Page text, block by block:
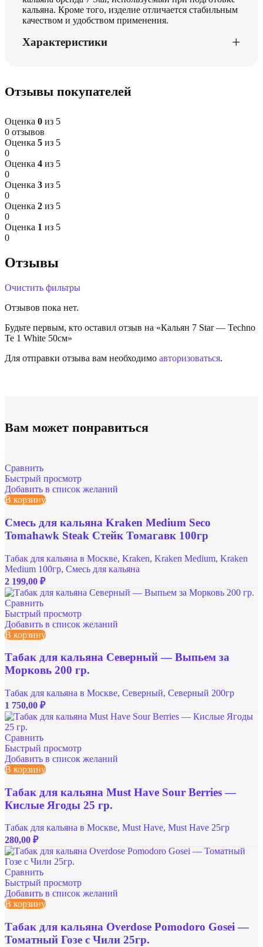
кальяна. Кроме того, изделие отличается стабильным
качеством и удобством применения.
Характеристики
Отзывы покупателей
Оценка 0 из 5
0 отзывов
Оценка 5 из 5
0
Оценка 4 из 5
0
Оценка 3 из 5
0
Оценка 2 из 5
0
Оценка 1 из 5
0
Отзывы
Очистить фильтры
Отзывов пока нет.
Будьте первым, кто оставил отзыв на «Кальян 7 Star — Techno
Te 1 White 50см»
Для отправки отзыва вам необходимо авторизоваться.
Вам может понравиться
Сравнить
Быстрый просмотр
Добавить в список желаний
В корзину
Смесь для кальяна Kraken Medium Seco
Tomahawk Steak Стейк Томагавк 100гр
Табак для кальяна в Москве, Kraken, Kraken Medium, Kraken
Medium 100гр, Смесь для кальяна
2 199,00 ₽
Сравнить
Быстрый просмотр
Добавить в список желаний
В корзину
Табак для кальяна Северный — Выпьем за
Морковь 200 гр.
Табак для кальяна в Москве, Северный, Северный 200гр
1 750,00 ₽
Сравнить
Быстрый просмотр
Добавить в список желаний
В корзину
Табак для кальяна Must Have Sour Berries —
Кислые Ягоды 25 гр.
Табак для кальяна в Москве, Must Have, Must Have 25гр
280,00 ₽
Сравнить
Быстрый просмотр
Добавить в список желаний
В корзину
Табак для кальяна Overdose Pomodoro Gosei —
Томатный Гозе с Чили 25гр.